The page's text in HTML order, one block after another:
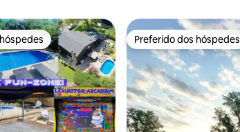
preferidos dos hóspedes Preferido dos hóspedes
Preferido dos hóspedes